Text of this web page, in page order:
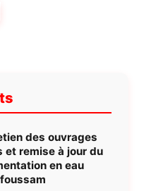
des ouvrages
et remise à jour du
en eau